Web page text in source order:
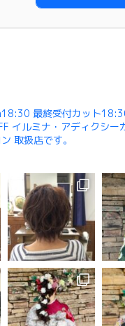
最終受付カット
イルミナ・アディクシー
取扱店です。